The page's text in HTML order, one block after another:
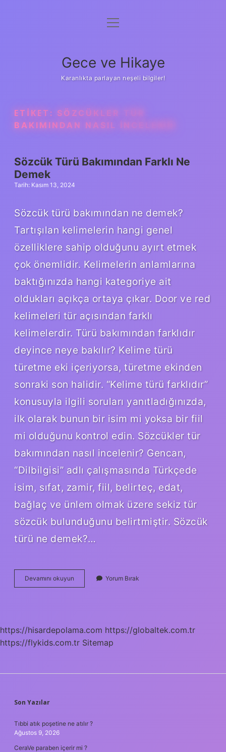
Anasayfa
Yasal Uyarı
menüyü
Gece ve Hikaye
Karanlıkta parlayan neşeli bilgiler!
ETIKET: SÖZCÜKLER TÜR
BAKIMINDAN NASIL INCELENIR
Sözcük Türü Bakımından Farklı Ne
Demek
Tarih: Kasım 13, 2024
Sözcük türü bakımından ne demek?
Tartışılan kelimelerin hangi genel
özelliklere sahip olduğunu ayırt etmek
çok önemlidir. Kelimelerin anlamlarına
baktığınızda hangi kategoriye ait
oldukları açıkça ortaya çıkar. Door ve red
kelimeleri tür açısından farklı
kelimelerdir. Türü bakımından farklıdır
deyince neye bakılır? Kelime türü
türetme eki içeriyorsa, türetme ekinden
sonraki son halidir. “Kelime türü farklıdır”
konusuyla ilgili soruları yanıtladığınızda,
ilk olarak bunun bir isim mi yoksa bir fiil
mi olduğunu kontrol edin. Sözcükler tür
bakımından nasıl incelenir? Gencan,
“Dilbilgisi” adlı çalışmasında Türkçede
isim, sıfat, zamir, fiil, belirteç, edat,
bağlaç ve ünlem olmak üzere sekiz tür
sözcük bulunduğunu belirtmiştir. Sözcük
türü ne demek?…
Devamını okuyun
Türü
Yorum Bırak
https://hisardepolama.com https://globaltek.com.tr
https://flykids.com.tr Sitemap
SIDEBAR
Son Yazılar
Tıbbi atık poşetine ne atılır ?
Ağustos 9, 2026
CeraVe paraben içerir mi ?